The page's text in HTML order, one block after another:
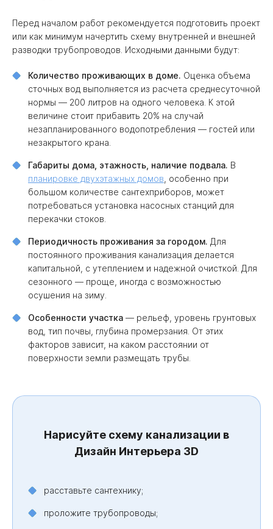
Перед началом работ рекомендуется подготовить проект
или как минимум начертить схему внутренней и внешней
разводки трубопроводов. Исходными данными будут:
Количество проживающих в доме. Оценка объема
сточных вод выполняется из расчета среднесуточной
нормы — 200 литров на одного человека. К этой
величине стоит прибавить 20% на случай
незапланированного водопотребления — гостей или
незакрытого крана.
Габариты дома, этажность, наличие подвала. В
планировке двухэтажных домов , особенно при
большом количестве сантехприборов, может
потребоваться установка насосных станций для
перекачки стоков.
Периодичность проживания за городом. Для
постоянного проживания канализация делается
капитальной, с утеплением и надежной очисткой. Для
сезонного — проще, иногда с возможностью
осушения на зиму.
Особенности участка — рельеф, уровень грунтовых
вод, тип почвы, глубина промерзания. От этих
факторов зависит, на каком расстоянии от
поверхности земли размещать трубы.
Нарисуйте схему канализации в
Дизайн Интерьера 3D
расставьте сантехнику;
проложите трубопроводы;